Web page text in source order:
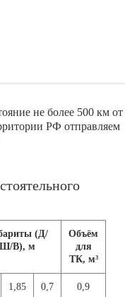
не более 500 км от
РФ отправляем
(Д/
Ш/В), м
Объём
для
ТК, м³
1,85 0,7 0,9